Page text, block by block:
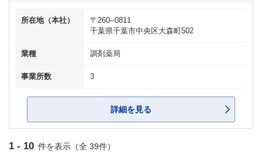
所在地（本社）
〒260--0811
千葉県千葉市中央区大森町502
業種 調剤薬局
事業所数 3
詳細を見る
1 - 10 件を表示（全 39件）